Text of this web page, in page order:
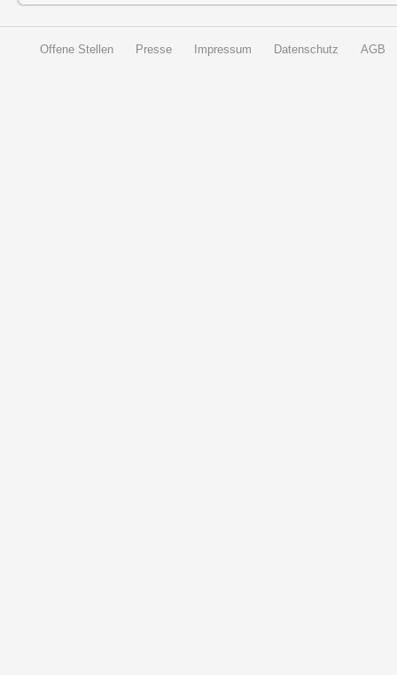
Offene Stellen Presse Impressum Datenschutz AGB